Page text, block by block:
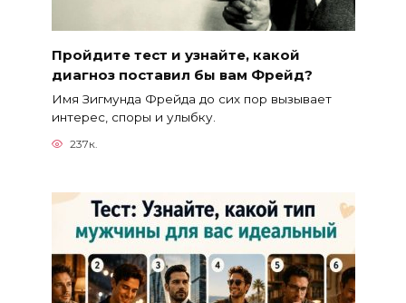
Пройдите тест и узнайте, какой
диагноз поставил бы вам Фрейд?
Имя Зигмунда Фрейда до сих пор вызывает
интерес, споры и улыбку.
237к.